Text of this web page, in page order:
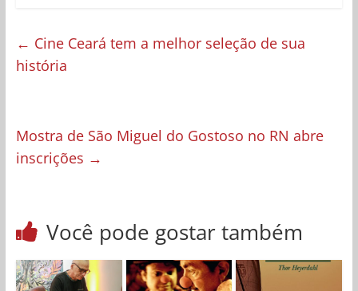
← Cine Ceará tem a melhor seleção de sua
história
Mostra de São Miguel do Gostoso no RN abre
inscrições →
Você pode gostar também